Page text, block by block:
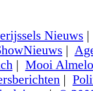
Nieuws
|
| Mooi Almelo
|